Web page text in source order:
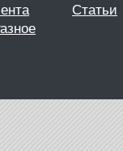
Статьи